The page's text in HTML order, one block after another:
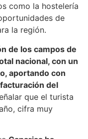
como la hostelería
de
la región.
de los campos de
nacional, con un
aportando con
del
que el turista
cifra muy